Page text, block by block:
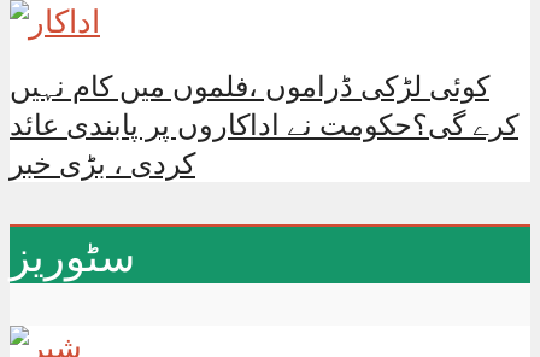
کوئی لڑکی ڈراموں ،فلموں میں کام نہیں
کرے گی؟حکومت نے اداکاروں پر پابندی عائد
کردی ، بڑی خبر
سٹوریز